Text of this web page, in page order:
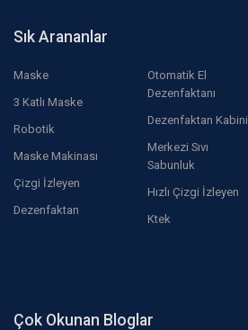
Sık Arananlar
Maske
3 Katlı Maske
Robotik
Maske Makinası
Çizgi İzleyen
Dezenfaktan
Otomatik El
Dezenfaktanı
Dezenfaktan Kabini
Merkezi Sıvı
Sabunluk
Hızlı Çizgi İzleyen
Ktek
Çok Okunan Bloglar